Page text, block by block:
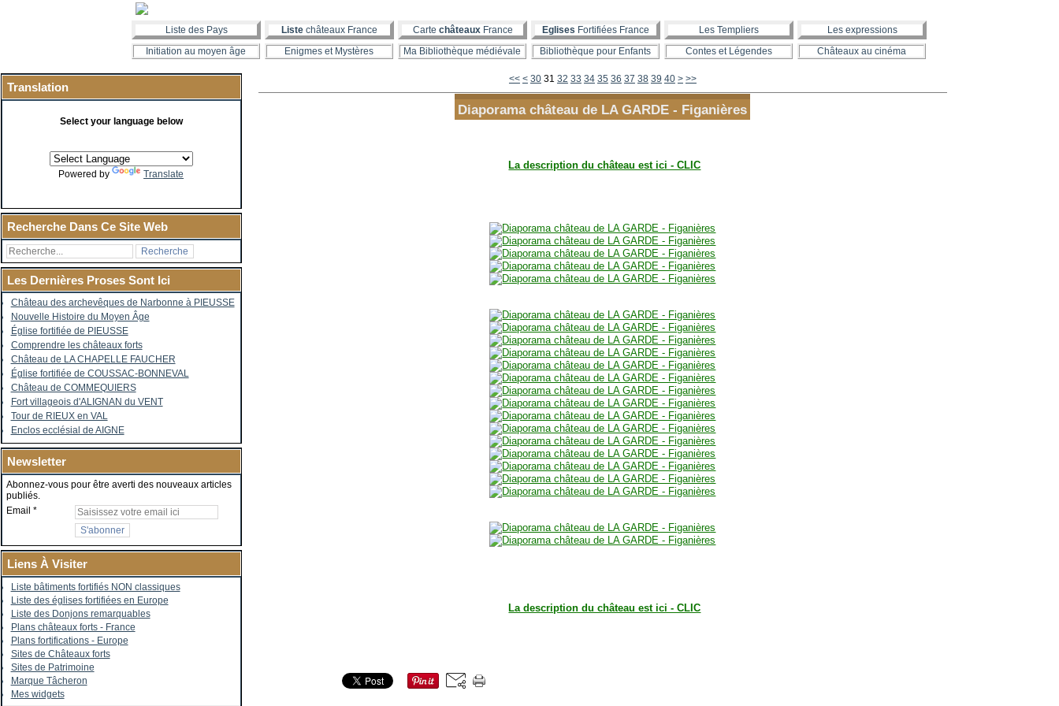
Liste des Pays Liste châteaux France Carte châteauxFrance Eglises Fortifiées France Les Templiers
Les expressions
Initiation au moyen âge
Enigmes et Mystères Ma Bibliothèque médiévale Bibliothèque pour Enfants Contes et Légendes Châteaux au cinéma
Translation
Select your language below
Powered by Translate
Recherche Dans Ce Site Web
Les Dernières Proses Sont Ici
Château des archevêques de Narbonne à PIEUSSE
Nouvelle Histoire du Moyen Âge
Église fortifiée de PIEUSSE
Comprendre les châteaux forts
Château de LA CHAPELLE FAUCHER
Église fortifiée de COUSSAC-BONNEVAL
Château de COMMEQUIERS
Fort villageois d'ALIGNAN du VENT
Tour de RIEUX en VAL
Enclos ecclésial de AIGNE
Newsletter
Abonnez-vous pour être averti des nouveaux articles
publiés.
Email
Liens À Visiter
Liste bâtiments fortifiés NON classiques
Liste des églises fortifiées en Europe
Liste des Donjons remarquables
Plans châteaux forts - France
Plans fortifications - Europe
Sites de Châteaux forts
Sites de Patrimoine
Marque Tâcheron
Mes widgets
<< < 10
20
30 31 32 33 34 35 36 37 38 39 40 50
60
70
80
90
100
200
300
400
500
600
700
800
900
1000
> >>
Diaporama château de LA GARDE - Figanières
La description du château est ici - CLIC
La description du château est ici - CLIC